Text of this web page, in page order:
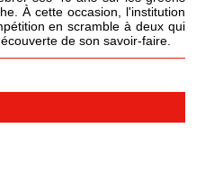
À cette occasion, l'institution
en scramble à deux qui
de son savoir-faire.